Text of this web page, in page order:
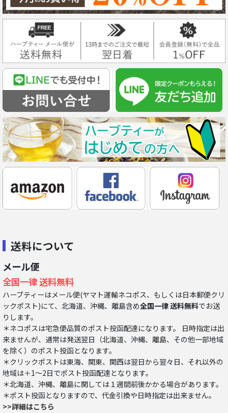
送料について
メール便
全国一律 送料無料
ハーブティーはメール便(ヤマト運輸ネコポス、もしくは日本郵便クリ
ックポスト)にて、北海道、沖縄、離島含め全国一律 送料無料でお送
りします。
＊ネコポスは宅急便品質のポスト投函配達になります。 日時指定は出
来ませんが、通常は発送翌日（北海道、沖縄、離島、その他一部地域
を除く）のポスト投函となります。
＊クリックポストは東海、関東、関西は翌日から翌々日、それ以外の
地域は＋1～2日でポスト投函配達となります。
＊北海道、沖縄、離島に関しては１週間前後かかる場合があります。
＊ポスト投函となりますので、代金引換や日時指定は出来ません。
>>詳細はこちら